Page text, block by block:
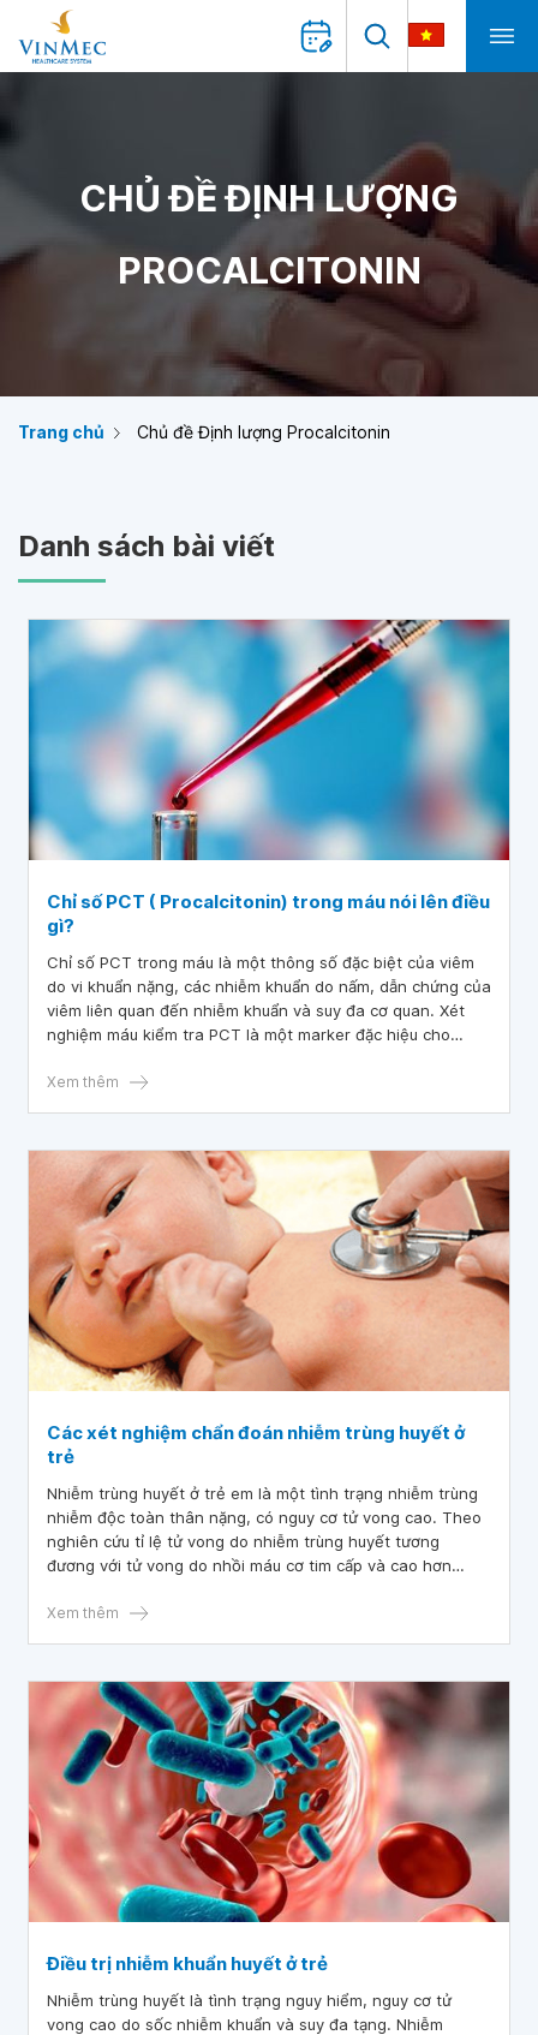
CHỦ ĐỀ ĐỊNH LƯỢNG
PROCALCITONIN
Trang chủ Chủ đề Định lượng Procalcitonin
Danh sách bài viết
Chỉ số PCT ( Procalcitonin) trong máu nói lên điều
gì?
Chỉ số PCT trong máu là một thông số đặc biệt của viêm
do vi khuẩn nặng, các nhiễm khuẩn do nấm, dẫn chứng của
viêm liên quan đến nhiễm khuẩn và suy đa cơ quan. Xét
nghiệm máu kiểm tra PCT là một marker đặc hiệu cho
Xem thêm
Các xét nghiệm chẩn đoán nhiễm trùng huyết ở
trẻ
Nhiễm trùng huyết ở trẻ em là một tình trạng nhiễm trùng
nhiễm độc toàn thân nặng, có nguy cơ tử vong cao. Theo
nghiên cứu tỉ lệ tử vong do nhiễm trùng huyết tương
đương với tử vong do nhồi máu cơ tim cấp và cao hơn
chính xác bệnh giúp giảm nguy cơ tử vong cho trẻ.
Xem thêm
Điều trị nhiễm khuẩn huyết ở trẻ
Nhiễm trùng huyết là tình trạng nguy hiểm, nguy cơ tử
vong cao do sốc nhiễm khuẩn và suy đa tạng. Nhiễm